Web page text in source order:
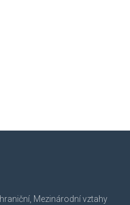
Mezinárodní vztahy